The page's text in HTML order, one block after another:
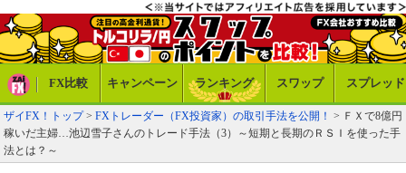
FX比較 キャンペーン ランキング スワップ スプレッド
ザイFX！トップ> FXトレーダー（FX投資家）の取引手法を公開！ > ＦＸで8億円
稼いだ主婦…池辺雪子さんのトレード手法（3）～短期と長期のＲＳＩを使った手
法とは？～